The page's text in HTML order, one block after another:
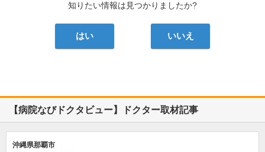
知りたい情報は見つかりましたか?
はい いいえ
【病院なびドクタビュー】ドクター取材記事
沖縄県那覇市